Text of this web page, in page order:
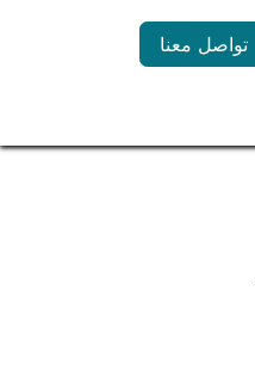
تواصل معنا